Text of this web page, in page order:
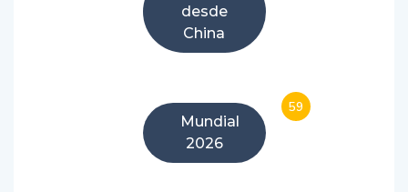
desde
China
Mundial
2026
59